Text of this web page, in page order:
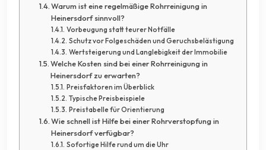
Warum ist eine regelmäßige Rohrreinigung in
Heinersdorf sinnvoll?
Vorbeugung statt teurer Notfälle
Schutz vor Folgeschäden und Geruchsbelästigung
Wertsteigerung und Langlebigkeit der Immobilie
Welche Kosten sind bei einer Rohrreinigung in
Heinersdorf zu erwarten?
Preisfaktoren im Überblick
Typische Preisbeispiele
Preistabelle für Orientierung
Wie schnell ist Hilfe bei einer Rohrverstopfung in
Heinersdorf verfügbar?
Sofortige Hilfe rund um die Uhr